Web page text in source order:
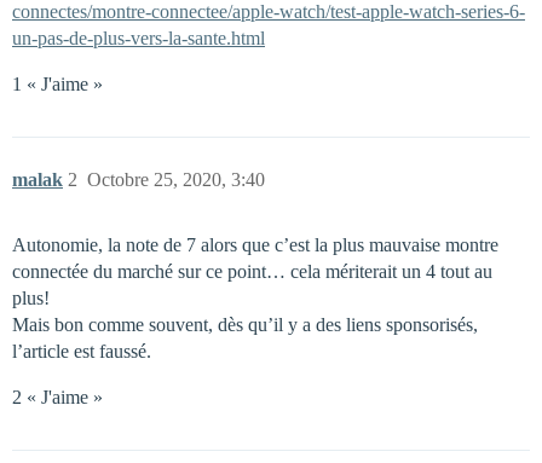
connectes/montre-connectee/apple-watch/test-apple-watch-series-6-
un-pas-de-plus-vers-la-sante.html
1 « J'aime »
malak Octobre 25, 2020, 3:40
2
Autonomie, la note de 7 alors que c’est la plus mauvaise montre
connectée du marché sur ce point… cela mériterait un 4 tout au
plus!
Mais bon comme souvent, dès qu’il y a des liens sponsorisés,
l’article est faussé.
2 « J'aime »